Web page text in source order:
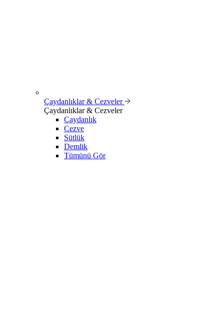
Çaydanlıklar & Cezveler
Çaydanlıklar & Cezveler
Çaydanlık
Cezve
Sütlük
Demlik
Tümünü Gör